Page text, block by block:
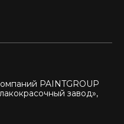
PAINTGROUP
завод»,